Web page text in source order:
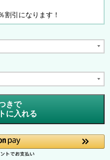
割引になります！
きで
に入れる